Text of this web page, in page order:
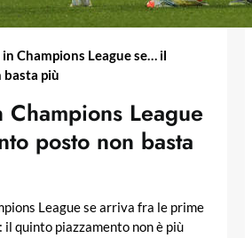
Champions League se… il
più
Champions League
posto non basta
League se arriva fra le prime
quinto piazzamento non è più